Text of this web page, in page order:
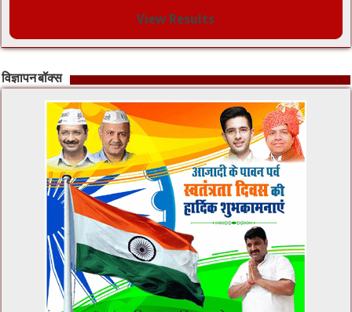
View Results
विज्ञापन बॉक्स